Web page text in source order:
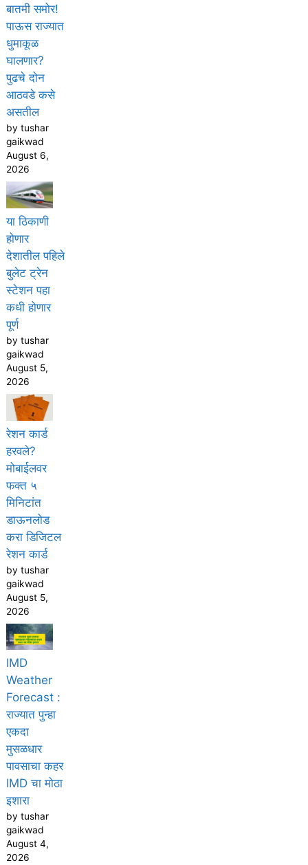
बातमी समोर!
पाऊस राज्यात
धुमाकूळ
घालणार?
पुढचे दोन
आठवडे कसे
असतील
by tushar
gaikwad
August 6,
2026
या ठिकाणी
होणार
देशातील पहिले
बुलेट ट्रेन
स्टेशन पहा
कधी होणार
पूर्ण
by tushar
gaikwad
August 5,
2026
रेशन कार्ड
हरवले?
मोबाईलवर
फक्त ५
मिनिटांत
डाऊनलोड
करा डिजिटल
रेशन कार्ड
by tushar
gaikwad
August 5,
2026
IMD
Weather
Forecast :
राज्यात पुन्हा
एकदा
मुसळधार
पावसाचा कहर
IMD चा मोठा
इशारा
by tushar
gaikwad
August 4,
2026